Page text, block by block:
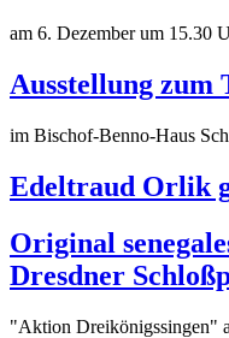
am 6. Dezember um 15.30
Ausstellung zum
im Bischof-Benno-Haus
Edeltraud Orlik
Original
Dresdner
"Aktion Dreikönigssingen"